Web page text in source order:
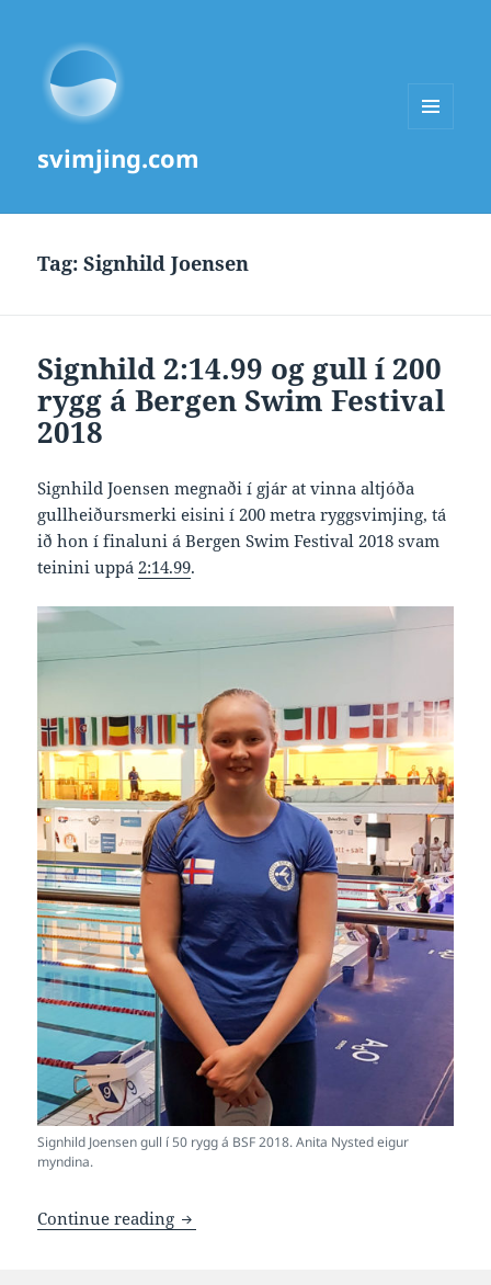
svimjing.com
Tag:Signhild Joensen
Signhild 2:14.99 og gull í 200
rygg á Bergen Swim Festival
2018
Signhild Joensen megnaði í gjár at vinna altjóða
gullheiðursmerki eisini í 200 metra ryggsvimjing, tá
ið hon í finaluni á Bergen Swim Festival 2018 svam
teinini uppá2:14.99.
Signhild Joensen gull í 50 rygg á BSF 2018. Anita Nysted eigur
myndina.
Continue reading Signhild 2:14.99 og gull í 200 rygg á